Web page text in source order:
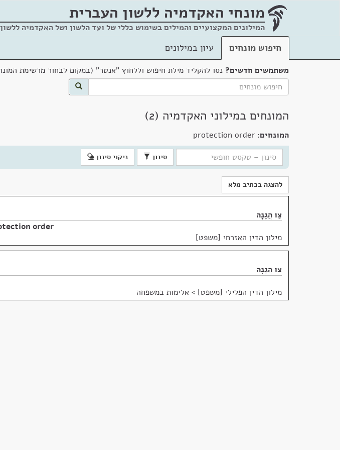
מונחי האקדמיה ללשון העברית
המילונים המקצועיים והמילים בשימוש כללי של ועד הלשון ושל האקדמיה
חיפוש מונחים עיון במילונים
משתמשים חדשים? נסו להקליד מילת חיפוש וללחוץ "אנטר" (במקום לבחור מרשימת
המונחים במילוני האקדמיה (2)
המונחים: protection order
סינון ניקוי סינון
להצגה בכתיב מלא
צַו הֲגָנָה
order
מילון הדין האזרחי [משפט]
צַו הֲגָנָה
מילון הדין הפלילי [משפט] > אלימות במשפחה